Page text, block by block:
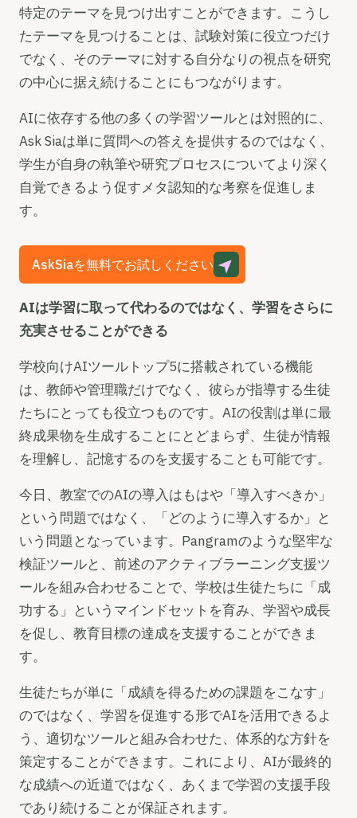
特定のテーマを見つけ出すことができます。こうし
たテーマを見つけることは、試験対策に役立つだけ
でなく、そのテーマに対する自分なりの視点を研究
の中心に据え続けることにもつながります。
AIに依存する他の多くの学習ツールとは対照的に、
Ask Siaは単に質問への答えを提供するのではなく、
学生が自身の執筆や研究プロセスについてより深く
自覚できるよう促すメタ認知的な考察を促進しま
す。
AskSiaを無料でお試しください
AIは学習に取って代わるのではなく、学習をさらに
充実させることができる
学校向けAIツールトップ5に搭載されている機能
は、教師や管理職だけでなく、彼らが指導する生徒
たちにとっても役立つものです。AIの役割は単に最
終成果物を生成することにとどまらず、生徒が情報
を理解し、記憶するのを支援することも可能です。
今日、教室でのAIの導入はもはや「導入すべきか」
という問題ではなく、「どのように導入するか」と
いう問題となっています。Pangramのような堅牢な
検証ツールと、前述のアクティブラーニング支援ツ
ールを組み合わせることで、学校は生徒たちに「成
功する」というマインドセットを育み、学習や成長
を促し、教育目標の達成を支援することができま
す。
生徒たちが単に「成績を得るための課題をこなす」
のではなく、学習を促進する形でAIを活用できるよ
う、適切なツールと組み合わせた、体系的な方針を
策定することができます。これにより、AIが最終的
な成績への近道ではなく、あくまで学習の支援手段
であり続けることが保証されます。